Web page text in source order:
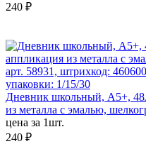
240 ₽
арт. 58931, штрихкод:
упаковки: 1/15/30
Дневник школьный, А5+,
из металла с эмалью,
цена за 1шт.
240 ₽